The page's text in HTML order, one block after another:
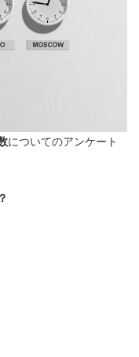
についてのアンケート